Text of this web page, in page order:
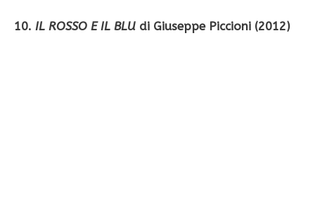
10. IL ROSSO E IL BLU di Giuseppe Piccioni (2012)